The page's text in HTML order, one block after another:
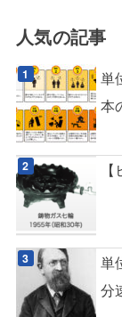
人気の記事
単
本
単
分